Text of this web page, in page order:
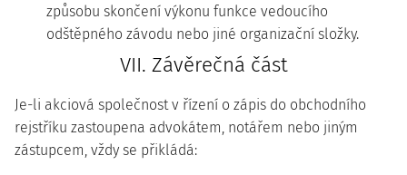
způsobu skončení výkonu funkce vedoucího
odštěpného závodu nebo jiné organizační složky.
VII. Závěrečná část
Je-li akciová společnost v řízení o zápis do obchodního
rejstříku zastoupena advokátem, notářem nebo jiným
zástupcem, vždy se přikládá: